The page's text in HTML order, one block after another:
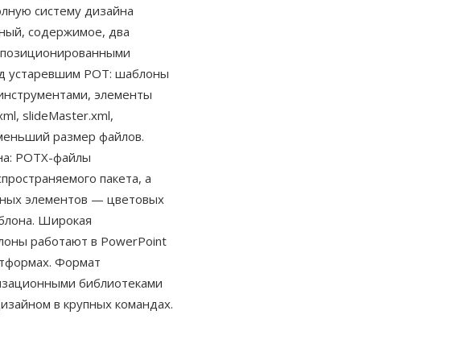
систему дизайна
содержимое, два
позиционированными
устаревшим POT: шаблоны
элементы
slideMaster.xml,
размер файлов.
POTX-файлы
пакета, а
элементов — цветовых
Широкая
работают в PowerPoint
Формат
библиотеками
в крупных командах.